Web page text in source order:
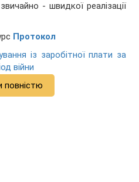
- швидкої реалізації
Протокол
із заробітної плати за
війни
повністю